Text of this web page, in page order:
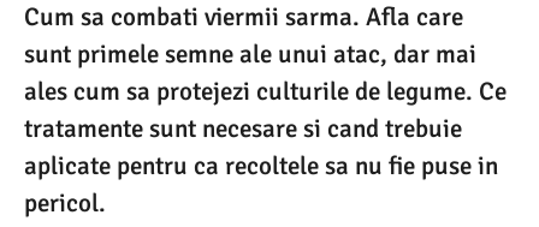
0
2
5
1
4
.
.
2
0
2
Cum sa combati viermii sarma. Afla care
sunt primele semne ale unui atac, dar mai
ales cum sa protejezi culturile de legume. Ce
tratamente sunt necesare si cand trebuie
aplicate pentru ca recoltele sa nu fie puse in
pericol.